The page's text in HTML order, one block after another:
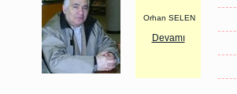
Orhan SELEN
Devamı